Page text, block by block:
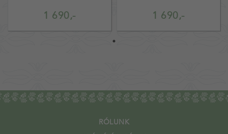
1 690,- 1 690,-
RÓLUNK